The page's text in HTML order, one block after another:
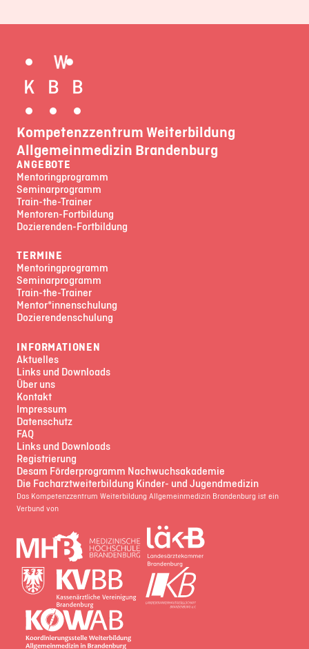
Kompetenzzentrum Weiterbildung
Allgemeinmedizin Brandenburg
ANGEBOTE
Mentoringprogramm
Seminarprogramm
Train-the-Trainer
Mentoren-Fortbildung
Dozierenden-Fortbildung
TERMINE
Mentoringprogramm
Seminarprogramm
Train-the-Trainer
Mentor*innenschulung
Dozierendenschulung
INFORMATIONEN
Aktuelles
Links und Downloads
Über uns
Kontakt
Impressum
Datenschutz
FAQ
Links und Downloads
Registrierung
Desam Förderprogramm Nachwuchsakademie
Die Facharztweiterbildung Kinder- und Jugendmedizin
Das Kompetenzzentrum Weiterbildung Allgemeinmedizin Brandenburg ist ein
Verbund von